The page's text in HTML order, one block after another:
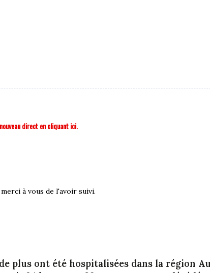
direct en cliquant ici.
à vous de l'avoir suivi.
plus ont été hospitalisées dans la région